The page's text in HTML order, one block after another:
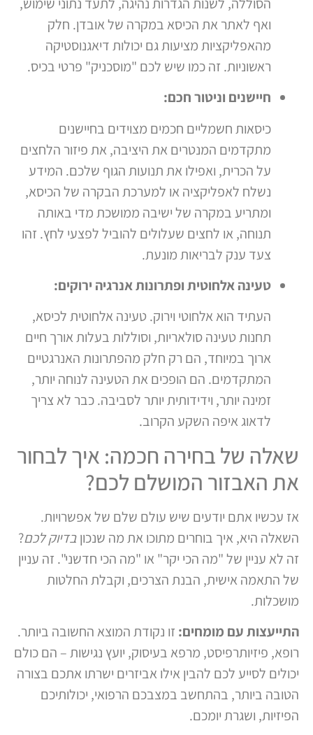
ואף לאתר את הכיסא במקרה של אובדן. חלק
מהאפליקציות מציעות גם יכולות דיאגנוסטיקה
ראשוניות. זה כמו שיש לכם "מוסכניק" פרטי בכיס.
חיישנים וניטור חכם:
כיסאות חשמליים חכמים מצוידים בחיישנים
מתקדמים המנטרים את היציבה, את פיזור הלחצים
על הכרית, ואפילו את תנועות הגוף שלכם. המידע
נשלח לאפליקציה או למערכת הבקרה של הכיסא,
ומתריע במקרה של ישיבה ממושכת מדי באותה
תנוחה, או לחצים שעלולים להוביל לפצעי לחץ. זהו
צעד ענק לבריאות מונעת.
טעינה אלחוטית ופתרונות אנרגיה ירוקים:
העתיד הוא אלחוטי וירוק. טעינה אלחוטית לכיסא,
תחנות טעינה סולאריות, וסוללות בעלות אורך חיים
ארוך במיוחד, הם רק חלק מהפתרונות האנרגטיים
המתקדמים. הם הופכים את הטעינה לנוחה יותר,
זמינה יותר, וידידותית יותר לסביבה. כבר לא צריך
לדאוג איפה השקע הקרוב.
שאלה של בחירה חכמה: איך לבחור
את האבזור המושלם לכם?
אז עכשיו אתם יודעים שיש עולם שלם של אפשרויות.
השאלה היא, איך בוחרים מתוכו את מה שנכוןבדיוק לכם?
זה לא עניין של "מה הכי יקר" או "מה הכי חדשני". זה עניין
של התאמה אישית, הבנת הצרכים, וקבלת החלטות
מושכלות.
התייעצות עם מומחים:זו נקודת המוצא החשובה ביותר.
רופא, פיזיותרפיסט, מרפא בעיסוק, יועץ נגישות – הם כולם
יכולים לסייע לכם להבין אילו אביזרים ישרתו אתכם בצורה
הטובה ביותר, בהתחשב במצבכם הרפואי, יכולותיכם
הפיזיות, ושגרת יומכם.